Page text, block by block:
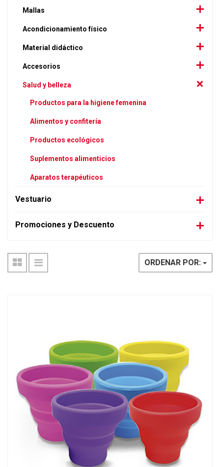
Mallas
Acondicionamiento físico
Material didáctico
Accesorios
Salud y belleza
Productos para la higiene femenina
Alimentos y confitería
Productos ecológicos
Suplementos alimenticios
Aparatos terapéuticos
Vestuario
Promociones y Descuento
ORDENAR POR: